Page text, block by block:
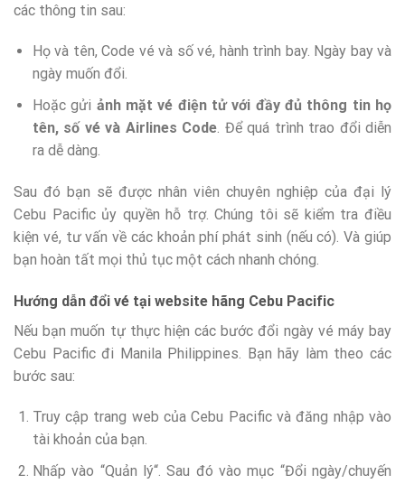
các thông tin sau:
Họ và tên, Code vé và số vé, hành trình bay. Ngày bay và
ngày muốn đổi.
Hoặc gửi ảnh mặt vé điện tử với đầy đủ thông tin họ
tên, số vé và Airlines Code. Để quá trình trao đổi diễn
ra dễ dàng.
Sau đó bạn sẽ được nhân viên chuyên nghiệp của đại lý
Cebu Pacific ủy quyền hỗ trợ. Chúng tôi sẽ kiểm tra điều
kiện vé, tư vấn về các khoản phí phát sinh (nếu có). Và giúp
bạn hoàn tất mọi thủ tục một cách nhanh chóng.
Hướng dẫn đổi vé tại website hãng Cebu Pacific
Nếu bạn muốn tự thực hiện các bước đổi ngày vé máy bay
Cebu Pacific đi Manila Philippines. Bạn hãy làm theo các
bước sau:
Truy cập trang web của Cebu Pacific và đăng nhập vào
tài khoản của bạn.
Nhấp vào “Quản lý“. Sau đó vào mục “Đổi ngày/chuyến